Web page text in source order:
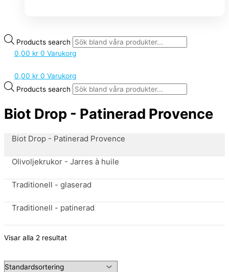
Products search
0,00 kr 0 Varukorg
0,00 kr 0 Varukorg
Products search
Biot Drop - Patinerad Provence
Biot Drop - Patinerad Provence
Olivoljekrukor - Jarres à huile
Traditionell - glaserad
Traditionell - patinerad
Visar alla 2 resultat